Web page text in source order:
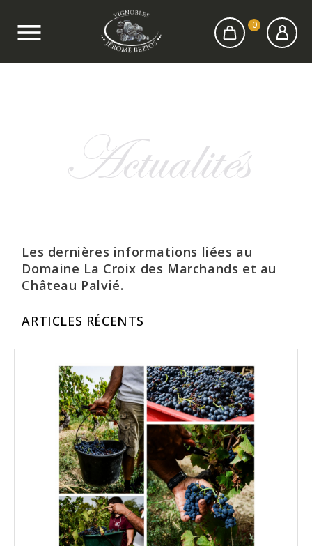
 0
Actualités
Les dernières informations liées au
Domaine La Croix des Marchands et au
Château Palvié.
ARTICLES RÉCENTS